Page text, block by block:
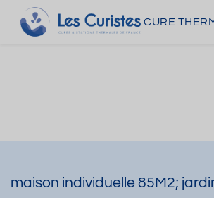
CURE
maison individuelle 85M2;